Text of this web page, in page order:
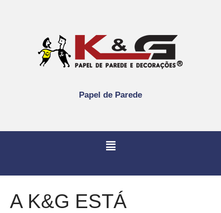
Papel de Parede
A K&G ESTÁ